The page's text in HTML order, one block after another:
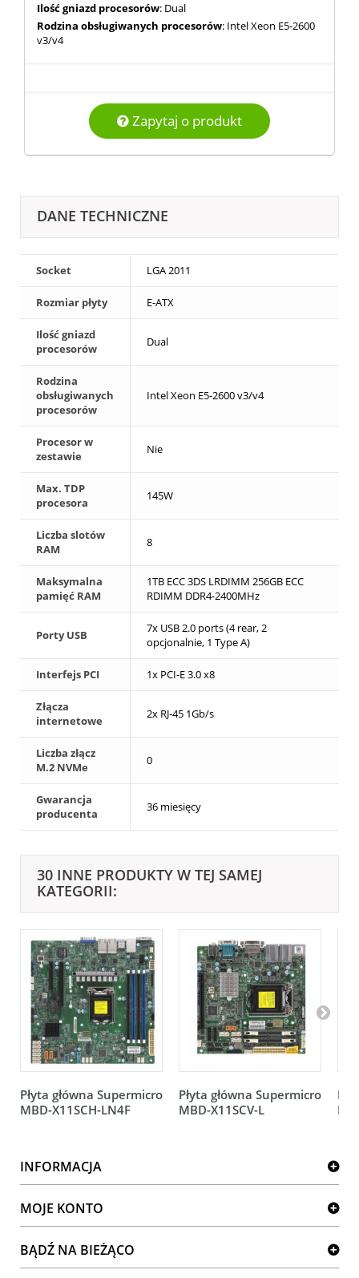
Ilość gniazd procesorów: Dual
Rodzina obsługiwanych procesorów: Intel Xeon E5-2600
v3/v4
Zapytaj o produkt
DANE TECHNICZNE
Socket LGA 2011
Rozmiar płyty E-ATX
Ilość gniazd
procesorów
Dual
Rodzina
obsługiwanych
procesorów
Intel Xeon E5-2600 v3/v4
Procesor w
zestawie
Nie
Max. TDP
procesora
145W
Liczba slotów
RAM
8
Maksymalna
pamięć RAM
1TB ECC 3DS LRDIMM 256GB ECC
RDIMM DDR4-2400MHz
Porty USB
7x USB 2.0 ports (4 rear, 2
opcjonalnie, 1 Type A)
Interfejs PCI 1x PCI-E 3.0 x8
Złącza
internetowe
2x RJ-45 1Gb/s
Liczba złącz
M.2 NVMe
0
Gwarancja
producenta
36 miesięcy
30 INNE PRODUKTY W TEJ SAMEJ
KATEGORII:
Płyta główna Supermicro
MBD-X11SCH-LN4F
Płyta główna Supermicro
MBD-X11SCV-L
INFORMACJA
MOJE KONTO
BĄDŹ NA BIEŻĄCO